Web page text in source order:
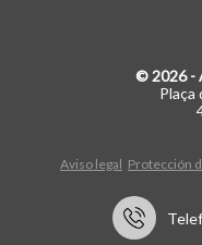
© 2026 -
Plaça
Aviso legal Protección